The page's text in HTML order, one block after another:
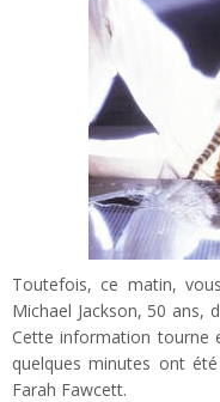
Toutefois, ce matin,
Michael Jackson, 50 ans,
Cette information tourne
quelques minutes ont
Farah Fawcett.